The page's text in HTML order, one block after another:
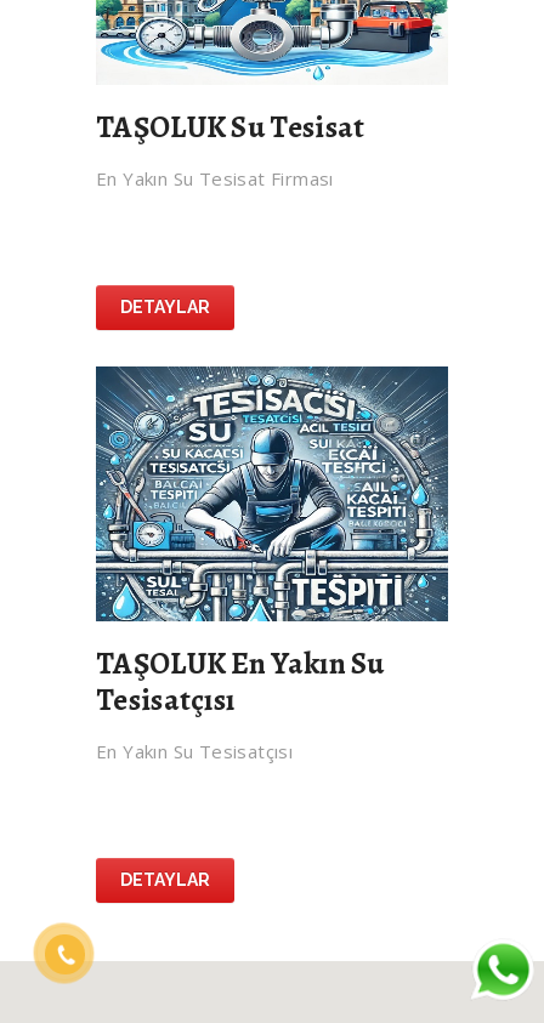
TAŞOLUK Su Tesisat
En Yakın Su Tesisat Firması
DETAYLAR
TAŞOLUK En Yakın Su
Tesisatçısı
En Yakın Su Tesisatçısı
DETAYLAR